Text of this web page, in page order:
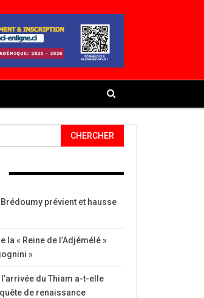
prévient et hausse
la « Reine de l’Adjémélé »
»
du Thiam a-t-elle
de renaissance